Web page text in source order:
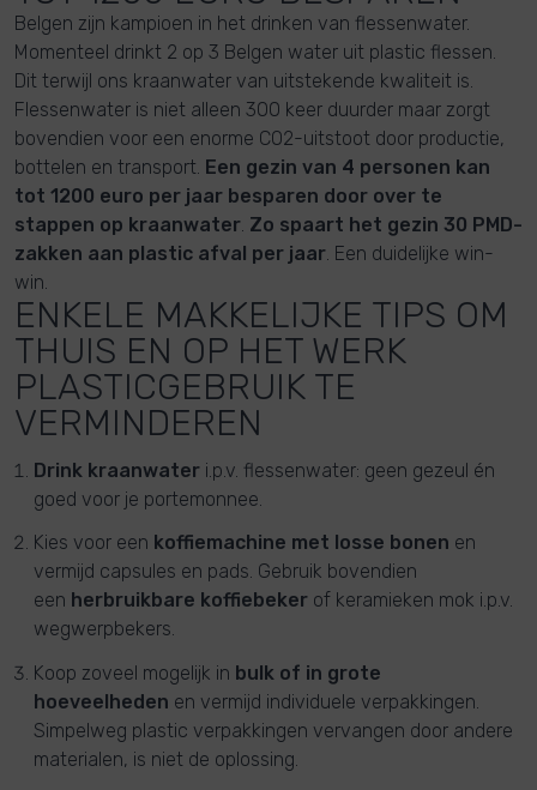
Belgen zijn kampioen in het drinken van flessenwater.
Momenteel drinkt 2 op 3 Belgen water uit plastic flessen.
Dit terwijl ons kraanwater van uitstekende kwaliteit is.
Flessenwater is niet alleen 300 keer duurder maar zorgt
bovendien voor een enorme CO2-uitstoot door productie,
bottelen en transport. Een gezin van 4 personen kan
tot 1200 euro per jaar besparen door over te
stappen op kraanwater Zo spaart het gezin 30 PMD-
zakken aan plastic afval per jaar . Een duidelijke win-
win.
ENKELE MAKKELIJKE TIPS OM
THUIS EN OP HET WERK
PLASTICGEBRUIK TE
VERMINDEREN
Drink kraanwater i.p.v. flessenwater: geen gezeul én
goed voor je portemonnee.
Kies voor een koffiemachine met losse bonen en
vermijd capsules en pads. Gebruik bovendien
een herbruikbare koffiebeker of keramieken mok i.p.v.
wegwerpbekers.
Koop zoveel mogelijk in bulk of in grote
hoeveelheden en vermijd individuele verpakkingen.
Simpelweg plastic verpakkingen vervangen door andere
materialen, is niet de oplossing.